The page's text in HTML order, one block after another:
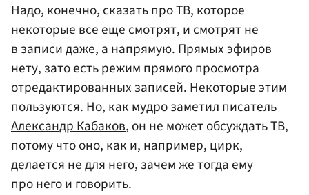
Надо, конечно, сказать про ТВ, которое
некоторые все еще смотрят, и смотрят не
в записи даже, а напрямую. Прямых эфиров
нету, зато есть режим прямого просмотра
отредактированных записей. Некоторые этим
пользуются. Но, как мудро заметил писатель
Александр Кабаков, он не может обсуждать ТВ,
потому что оно, как и, например, цирк,
делается не для него, зачем же тогда ему
про него и говорить.